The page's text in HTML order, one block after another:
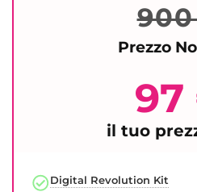
Prezzo
il tuo
Digital Revolution Kit​​